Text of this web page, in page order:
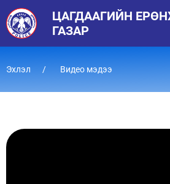
ЦАГДААГИЙН
ГАЗАР
Эхлэл Видео мэдээ